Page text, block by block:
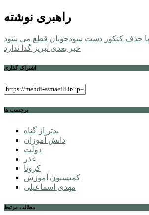
راهبری نوشته
با حذف کنکور دست سودجویان قطع می شود
خبر بعدی تبریز گدا ندارد
اشتراک گذاری
برچسب ها
بدتر از گناه
دانش آموزان
دولت
عذر
کرونا
کمیسیون آموزش
مهدی اسماعیلی
مطالب مرتبط